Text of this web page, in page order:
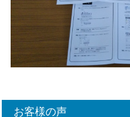
お客様の声